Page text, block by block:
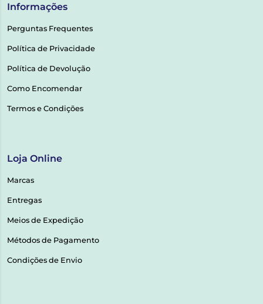
Informações
Perguntas Frequentes
Política de Privacidade
Política de Devolução
Como Encomendar
Termos e Condições
Loja Online
Marcas
Entregas
Meios de Expedição
Métodos de Pagamento
Condições de Envio